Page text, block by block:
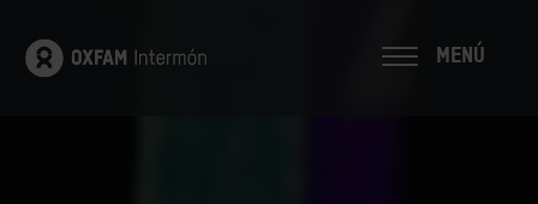
MENÚ